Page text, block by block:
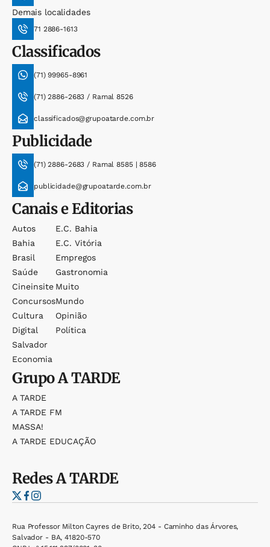
Demais localidades
71 2886-1613
Classificados
(71) 99965-8961
(71) 2886-2683 / Ramal 8526
classificados@grupoatarde.com.br
Publicidade
(71) 2886-2683 / Ramal 8585 | 8586
publicidade@grupoatarde.com.br
Canais e Editorias
Autos
Bahia
Brasil
Saúde
Cineinsite
Concursos
Cultura
Digital
Salvador
Economia
E.c. Bahia
E.c. Vitória
Empregos
Gastronomia
Muito
Mundo
Opinião
Política
GrupoA TARDE
A TARDE
A TARDE FM
MASSA!
A TARDE EDUCAÇÃO
RedesA TARDE
Rua Professor Milton Cayres de Brito, 204 - Caminho das Árvores,
Salvador - BA, 41820-570